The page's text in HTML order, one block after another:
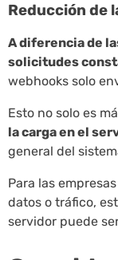
Reducción de
A diferencia de
solicitudes
webhooks solo
Esto no solo es
la carga en el
general del
Para las
datos o tráfico,
servidor puede